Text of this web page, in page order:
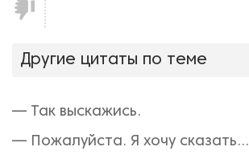
Не
нравится!
Другие цитаты по теме
— Так выскажись.
— Пожалуйста. Я хочу сказать...